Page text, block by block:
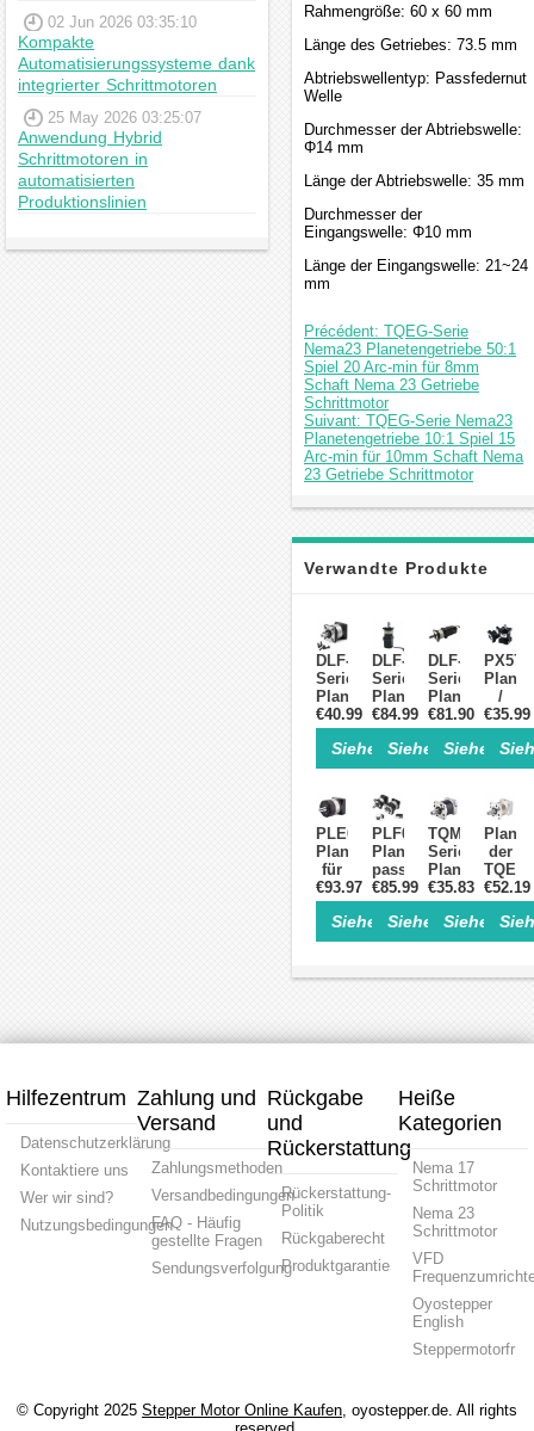
02 Jun 2026 03:35:10
Kompakte
Automatisierungssysteme dank
integrierter Schrittmotoren
25 May 2026 03:25:07
Anwendung Hybrid
Schrittmotoren in
automatisierten
Produktionslinien
Rahmengröße: 60 x 60 mm
Länge des Getriebes: 73.5 mm
Abtriebswellentyp: Passfedernut
Welle
Durchmesser der Abtriebswelle:
Φ14 mm
Länge der Abtriebswelle: 35 mm
Durchmesser der
Eingangswelle: Φ10 mm
Länge der Eingangswelle: 21~24
mm
Précédent: TQEG-Serie
Nema23 Planetengetriebe 50:1
Spiel 20 Arc-min für 8mm
Schaft Nema 23 Getriebe
Schrittmotor
Suivant: TQEG-Serie Nema23
Planetengetriebe 10:1 Spiel 15
Arc-min für 10mm Schaft Nema
23 Getriebe Schrittmotor
Verwandte Produkte
DLF-
Serie
Planetengetriebe
für
NEMA
23-
Schrittmotoren,
Eingang
(6,35mm/8mm)
€40.99
Siehe Einzelheiten>
DLF-
Serie
Planetengetriebe
mit
Integrierter
NEMA
23-
Kit
(1,8°/1,2nm)
€84.99
Siehe
DLF-
Serie
mit
Integrierter
2Nm-
NEMA23-
Kit
(14mm
Ausgang)
€81.90
Siehe
PX57
/
für
NEMA
23
€35.99
PLE060
Planetengetriebe
für
NEMA23-
Schrittmotoren
/
200W/400W
AC-
€93.97
Siehe Einzelheiten>
PLF060
Planetengetriebe
passend
für
NEMA
23-
Schrittmotoren
60mm-
€85.99
Siehe
TQMG-
Serie
20:1
Spiel
50
arc-
ür
Nema
23
€35.83
Siehe
der
TQEG-
Serie
5:1
für
23
8mm
Welle
€52.19
Hilfezentrum
Datenschutzerklärung
Kontaktiere uns
Wer wir sind?
Nutzungsbedingungen
Zahlung und
Versand
Zahlungsmethoden
Versandbedingungen
FAQ - Häufig
gestellte Fragen
Sendungsverfolgung
Rückgabe
und
Rückerstattung
Rückerstattung-
Politik
Rückgaberecht
Produktgarantie
Heiße
Kategorien
Nema 17
Schrittmotor
Nema 23
Schrittmotor
VFD
Oyostepper
English
Steppermotorfr
© Copyright 2025 Stepper Motor Online Kaufen, oyostepper.de. All rights